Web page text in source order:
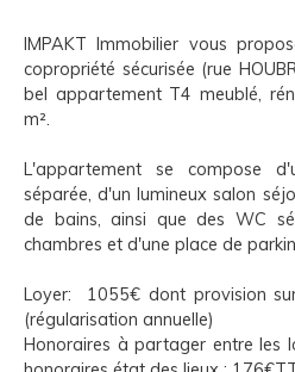
IMPAKT Immobilier vous
copropriété sécurisée (rue
bel appartement T4 meublé,
m².
L'appartement se compose
séparée, d'un lumineux salon
de bains, ainsi que des WC
chambres et d'une place de
Loyer: 1055€ dont provision
(régularisation annuelle)
Honoraires à partager entre les